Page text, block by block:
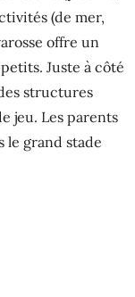
(de mer,
offre un
Juste à côté
structures
jeu. Les parents
le grand stade